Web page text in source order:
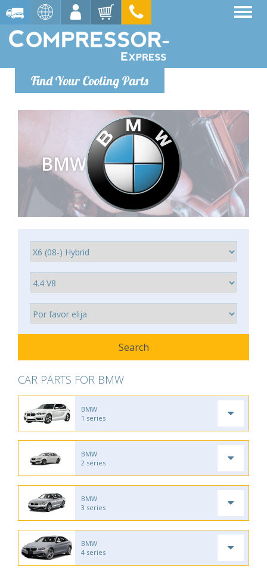
Find Your Cooling Parts
BMW
CAR PARTS FOR BMW
BMW
1 series
BMW
2 series
BMW
3 series
BMW
4 series